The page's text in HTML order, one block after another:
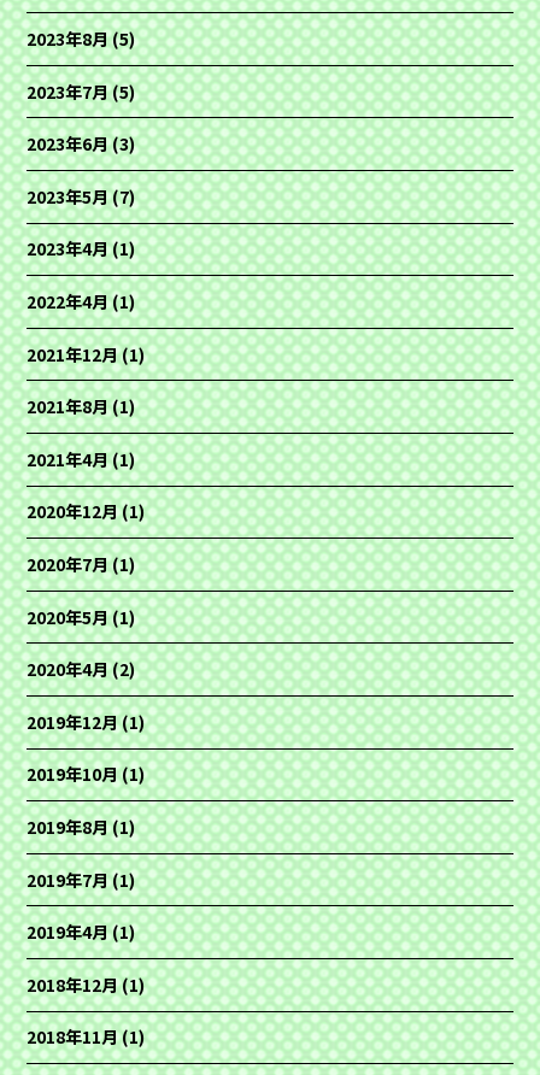
2023年8月(5)
2023年7月(5)
2023年6月(3)
2023年5月(7)
2023年4月(1)
2022年4月(1)
2021年12月(1)
2021年8月(1)
2021年4月(1)
2020年12月(1)
2020年7月(1)
2020年5月(1)
2020年4月(2)
2019年12月(1)
2019年10月(1)
2019年8月(1)
2019年7月(1)
2019年4月(1)
2018年12月(1)
2018年11月(1)